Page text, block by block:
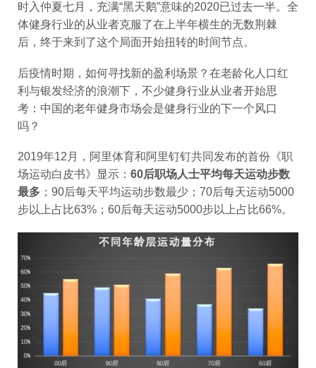
时入仲夏七月，充满“黑天鹅”意味的2020已过去一半。全
体健身行业的从业者克服了在上半年横生的无数荆棘
后，终于来到了这个局面开始扭转的时间节点。
后疫情时期，如何寻找新的盈利场景？在老龄化人口红
利与银发经济的浪潮下，不少健身行业从业者开始思
考：中国的老年健身市场会是健身行业的下一个风口
吗？
2019年12月，阿里体育和阿里钉钉共同发布的首份《职
场运动白皮书》显示： 60后职场人士平均每天运动步数
最多 ；90后每天平均运动步数最少；70后每天运动5000
步以上占比63%；60后每天运动5000步以上占比66%。